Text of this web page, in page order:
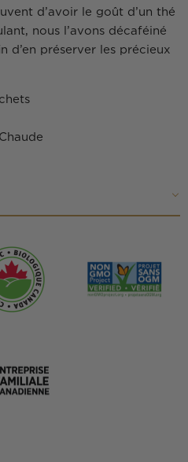
d’avoir le goût d’un thé
nous l’avons décaféiné
d’en préserver les précieux